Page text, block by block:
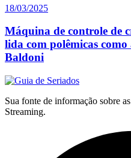
18/03/2025
Máquina de controle de
lida com polêmicas
Baldoni
Sua fonte de informação sobre
Streaming.